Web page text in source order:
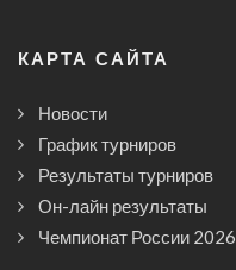
КАРТА САЙТА
Новости
График турниров
Результаты турниров
Он-лайн результаты
Чемпионат России 2026